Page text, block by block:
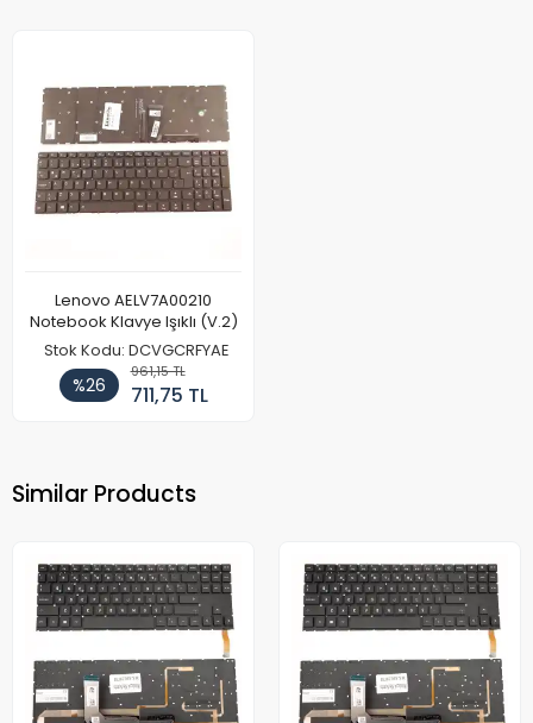
Lenovo AELV7A00210
Notebook Klavye Işıklı (V.2)
Stok Kodu: DCVGCRFYAE
%26
961,15 TL
711,75 TL
Similar Products